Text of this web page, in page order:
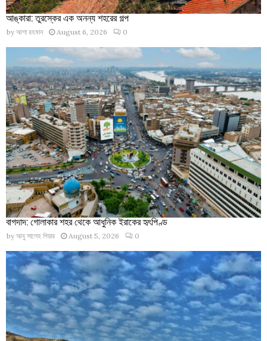
আঙ্কারা: তুরস্কের এক অনন্য শহরের গল্প
by আশা রহমান August 6, 2026 0
বাগদাদ: গোলাকার শহর থেকে আধুনিক ইরাকের হৃৎপিণ্ড
by আবু সালেহ পিয়ার August 5, 2026 0